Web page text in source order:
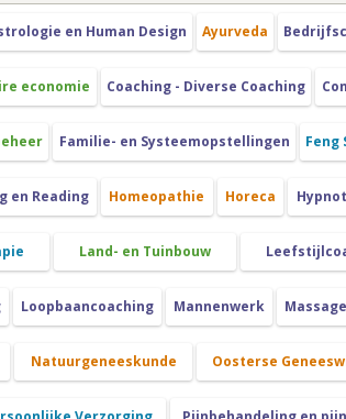
en Human Design Ayurveda
economie Coaching - Diverse Coaching
Familie- en Systeemopstellingen Feng
en Reading Homeopathie Horeca
Land- en Tuinbouw
Loopbaancoaching Mannenwerk Massage
Natuurgeneeskunde Oosterse